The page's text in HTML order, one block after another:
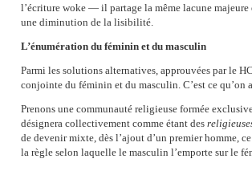
l’écriture woke — il partage la même lacune
une diminution de la lisibilité.
L’énumération du féminin et du masculin
Parmi les solutions alternatives, approuvées par le
conjointe du féminin et du masculin. C’est ce
Prenons une communauté religieuse formée
désignera collectivement comme étant des
de devenir mixte, dès l’ajout d’un premier homme,
la règle selon laquelle le masculin l’emporte sur le